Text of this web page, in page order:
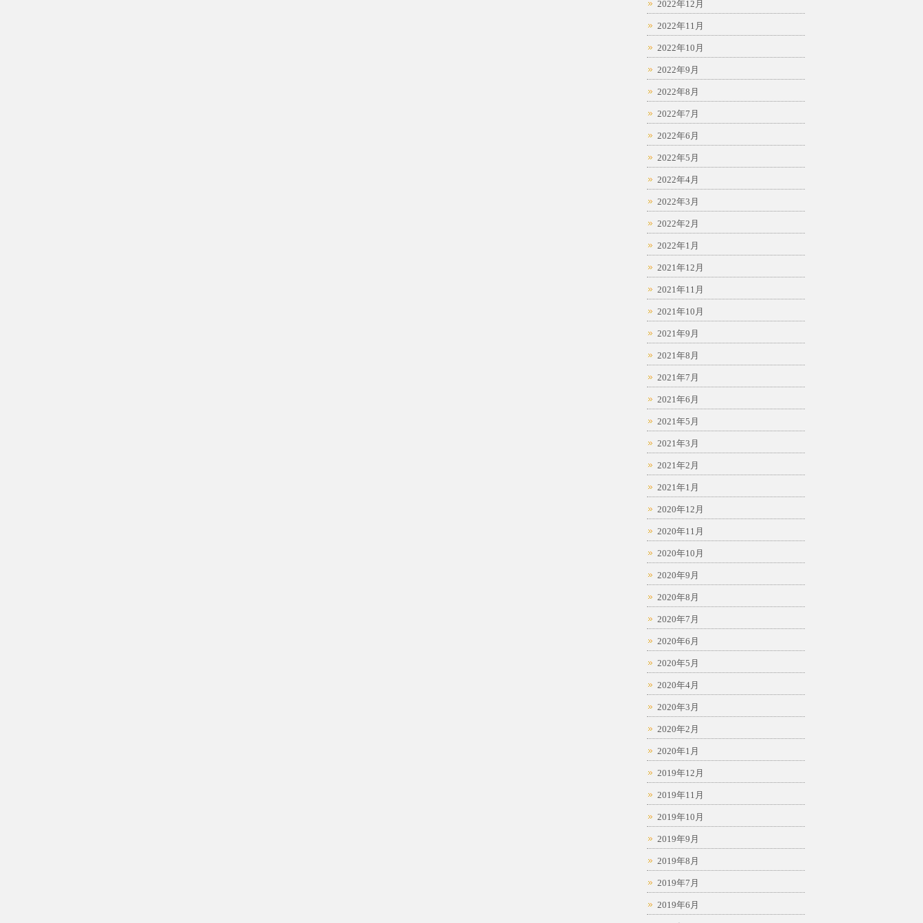
2022年12月
2022年11月
2022年10月
2022年9月
2022年8月
2022年7月
2022年6月
2022年5月
2022年4月
2022年3月
2022年2月
2022年1月
2021年12月
2021年11月
2021年10月
2021年9月
2021年8月
2021年7月
2021年6月
2021年5月
2021年3月
2021年2月
2021年1月
2020年12月
2020年11月
2020年10月
2020年9月
2020年8月
2020年7月
2020年6月
2020年5月
2020年4月
2020年3月
2020年2月
2020年1月
2019年12月
2019年11月
2019年10月
2019年9月
2019年8月
2019年7月
2019年6月